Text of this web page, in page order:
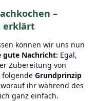
–
erklärt
können wir uns nun
gute Nachricht: Egal,
Zubereitung von
folgende Grundprinzip
ihr während des
ganz einfach.